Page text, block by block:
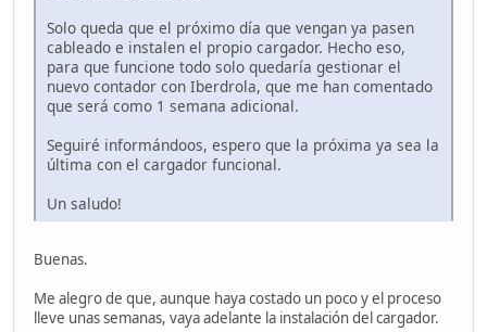
Solo queda que el próximo día que vengan ya pasen
cableado e instalen el propio cargador. Hecho eso,
para que funcione todo solo quedaría gestionar el
nuevo contador con Iberdrola, que me han comentado
que será como 1 semana adicional.
Seguiré informándoos, espero que la próxima ya sea la
última con el cargador funcional.
Un saludo!
Buenas.
Me alegro de que, aunque haya costado un poco y el proceso
lleve unas semanas, vaya adelante la instalación del cargador.